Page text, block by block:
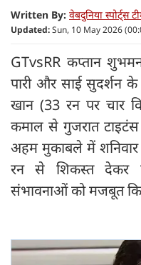
Written By: वेबदुनिया स्पोर्ट्स
Updated:Sun, 10 May 2026
GTvsRR कप्तान
पारी और साई सुदर्शन
खान (33 रन पर चार
कमाल से गुजरात टाइटंस
अहम मुकाबले में शनिवार
रन से शिकस्त देकर
संभावनाओं को मजबूत